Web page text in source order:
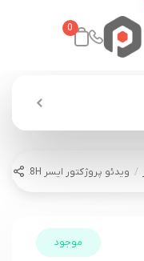
0
ویدئو پروژکتور ایسر ACER X1128H
موجود